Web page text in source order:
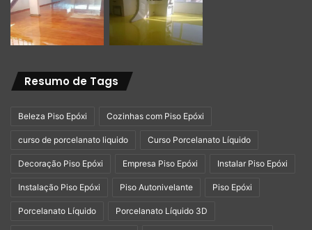
Resumo de Tags
Beleza Piso Epóxi Cozinhas com Piso Epóxi
curso de porcelanato liquido Curso Porcelanato Líquido
Decoração Piso Epóxi Empresa Piso Epóxi Instalar Piso Epóxi
Instalação Piso Epóxi Piso Autonivelante Piso Epóxi
Porcelanato Líquido Porcelanato Líquido 3D